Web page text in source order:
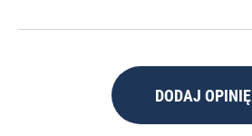
DODAJ OPINIĘ